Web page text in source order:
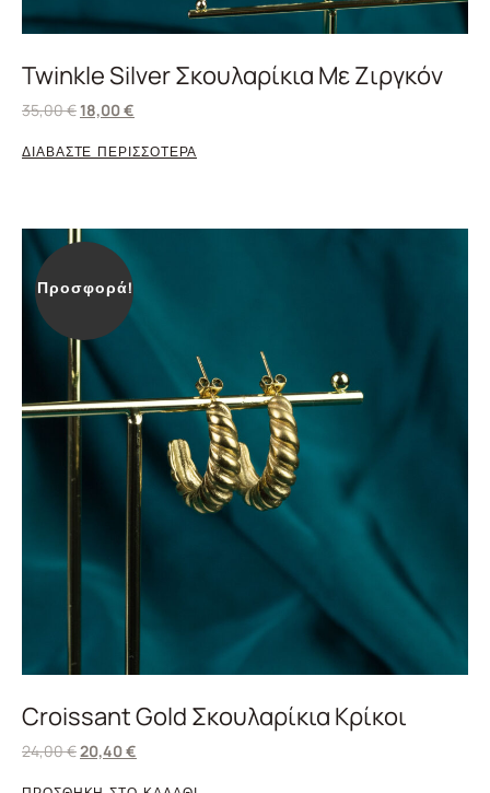
Twinkle Silver Σκουλαρίκια Με Ζιργκόν
35,00€ 18,00€
ΔΙΑΒΑΣΤΕ ΠΕΡΙΣΣΟΤΕΡΑ
Προσφορά!
Croissant Gold Σκουλαρίκια Κρίκοι
24,00€20,40€